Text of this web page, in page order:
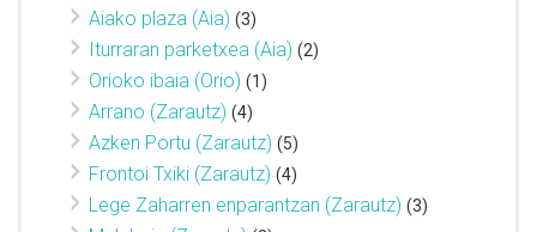
Aiako plaza (Aia) (3)
Iturraran parketxea (Aia) (2)
Orioko ibaia (Orio) (1)
Arrano (Zarautz) (4)
Azken Portu (Zarautz) (5)
Frontoi Txiki (Zarautz) (4)
Lege Zaharren enparantzan (Zarautz) (3)